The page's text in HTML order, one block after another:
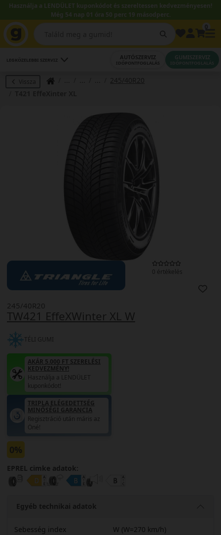
Használja a LENDÜLET kuponkódot és szereltessen kedvezményesen!
Még 54 nap 01 óra 50 perc 18 másodperc.
LEGKÖZELEBBI SZERVIZ AUTÓSZERVIZ
IDŐPONTFOGLALÁS
GUMISZERVIZ
IDŐPONTFOGLALÁS
Vissza
245/40R20
0 értékelés
TW421 EffeXWinter XL W
245/40R20
TÉLI GUMI
AKÁR 5.000 FT SZERELÉSI
KEDVEZMÉNY!
Használja a LENDÜLET
kuponkódot!
TRIPLA ELÉGEDETTSÉG
MINŐSÉGI GARANCIA
Regisztráció után máris az
Öné!
0%
EPREL cimke adatok:
Egyéb technikai adatok
Sebesség index
W (W=270 km/h)